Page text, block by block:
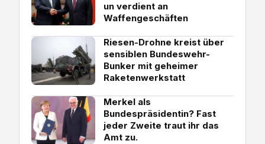
un verdient an
Waffengeschäften
Riesen-Drohne kreist über
sensiblen Bundeswehr-
Bunker mit geheimer
Raketenwerkstatt
Merkel als
Bundespräsidentin? Fast
jeder Zweite traut ihr das
Amt zu.